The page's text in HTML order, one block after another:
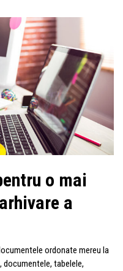
o mai
a
ordonate mereu la
tabelele,